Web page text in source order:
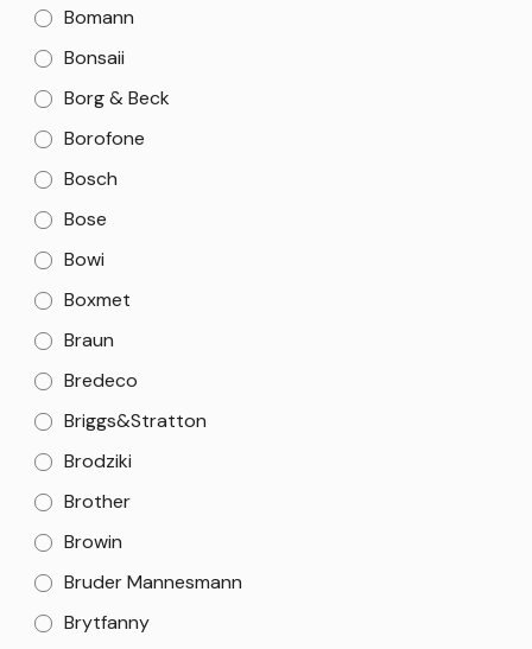
Bomann
Bonsaii
Borg & Beck
Borofone
Bosch
Bose
Bowi
Boxmet
Braun
Bredeco
Briggs&Stratton
Brodziki
Brother
Browin
Bruder Mannesmann
Brytfanny